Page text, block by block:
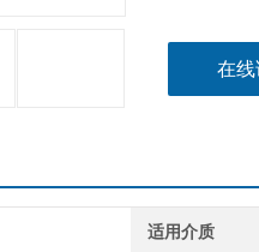
在线
适用介质